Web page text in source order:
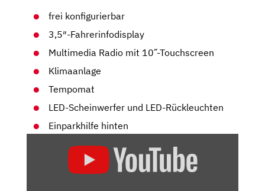
frei konfigurierbar
3,5″-Fahrerinfodisplay
Multimedia Radio mit 10˝-Touchscreen
Klimaanlage
Tempomat
LED-Scheinwerfer und LED-Rückleuchten
Einparkhilfe hinten